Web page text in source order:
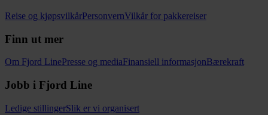
Reise og kjøpsvilkårPersonvernVilkår for pakkereiser
Finn ut mer
Om Fjord LinePresse og mediaFinansiell informasjonBærekraft
Jobb i Fjord Line
Ledige stillingerSlik er vi organisert